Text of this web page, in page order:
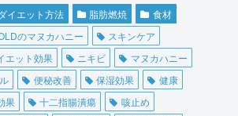
イエット方法 脂肪燃焼
食材
のマヌカハニー
スキンケア
エット効果 ニキビ
マヌカハニー
便秘改善 保湿効果
健康
果 十二指腸潰瘍
咳止め